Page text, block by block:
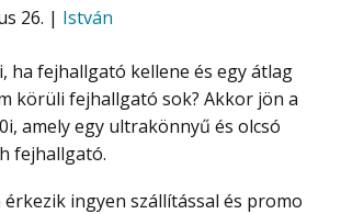
26. | István
ha fejhallgató kellene és egy átlag
körüli fejhallgató sok? Akkor jön a
amely egy ultrakönnyű és olcsó
fejhallgató.